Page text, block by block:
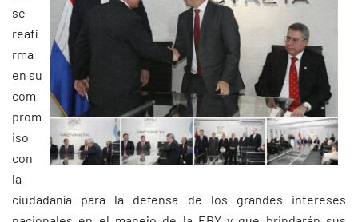
se
reafi
rma
en su
com
prom
iso
con
la
ciudadanía para la defensa de los grandes intereses